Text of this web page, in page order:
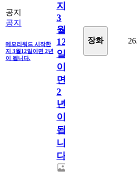
공지
공지
메모리워드 시작한
지 3월12일이면 2년
이 됩니다.
지
3
월
12
일
이
면
2
년
이
됩
니
다.
장화